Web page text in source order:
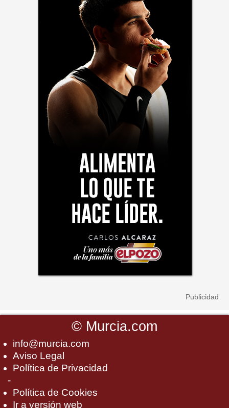
© Murcia.com
info@murcia.com
Aviso Legal
Política de Privacidad
-
Política de Cookies
Ir a versión web